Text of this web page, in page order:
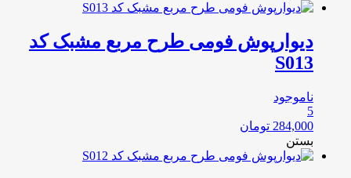
دیوارپوش فومی طرح مربع مشبک کد
S013
ناموجود
5
284,000 تومان
بستن